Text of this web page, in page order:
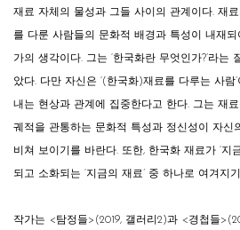
재료 자체의 물성과 그들 사이의 관계이다. 재
를 다룬 사람들의 문화적 배경과 특성이 내재
가의 생각이다. 그는 ‘한국화란 무엇인가?’라는
았다. 다만 자신은 ‘(한국화)재료를 다루는 사람
내는 현상과 관계에 집중한다고 한다. 그는 재
궤적을 관통하는 문화적 특성과 정신성이 자신
비쳐 보이기를 바란다. 또한, 한국화 재료가 ‘지
되고 소화되는 ‘지금의 재료’ 중 하나로 여겨지
작가는 <탐정들>(2019, 갤러리2)과 <경첩들